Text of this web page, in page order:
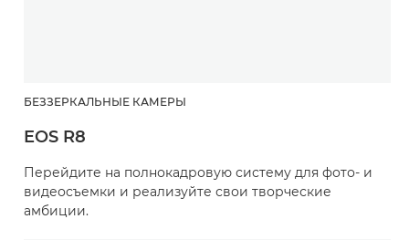
БЕЗЗЕРКАЛЬНЫЕ КАМЕРЫ
EOS R8
Перейдите на полнокадровую систему для фото- и
видеосъемки и реализуйте свои творческие
амбиции.